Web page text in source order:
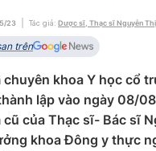
23 Tác giả: Dược sĩ, Thạc sĩ Nguyễn
trên
chuyên khoa Y học cổ
lập vào ngày 08/
của Thạc sĩ- Bác sĩ
khoa Đông y thực